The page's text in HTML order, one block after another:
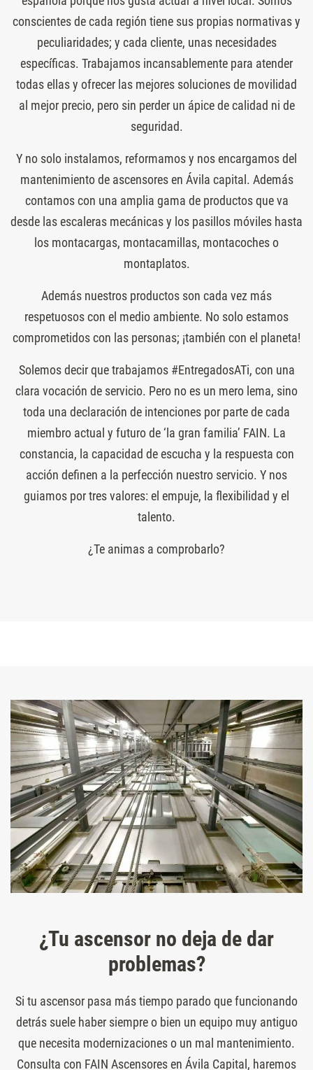
conscientes de cada región tiene sus propias normativas y
peculiaridades; y cada cliente, unas necesidades
específicas. Trabajamos incansablemente para atender
todas ellas y ofrecer las mejores soluciones de movilidad
al mejor precio, pero sin perder un ápice de calidad ni de
seguridad.
Y no solo instalamos, reformamos y nos encargamos del
mantenimiento de ascensores en Ávila capital. Además
contamos con una amplia gama de productos que va
desde las escaleras mecánicas y los pasillos móviles hasta
los montacargas, montacamillas, montacoches o
montaplatos.
Además nuestros productos son cada vez más
respetuosos con el medio ambiente. No solo estamos
comprometidos con las personas; ¡también con el planeta!
Solemos decir que trabajamos #EntregadosATi, con una
clara vocación de servicio. Pero no es un mero lema, sino
toda una declaración de intenciones por parte de cada
miembro actual y futuro de ‘la gran familia’ FAIN. La
constancia, la capacidad de escucha y la respuesta con
acción definen a la perfección nuestro servicio. Y nos
guiamos por tres valores: el empuje, la flexibilidad y el
talento.
¿Te animas a comprobarlo?
¿Tu ascensor no deja de dar
problemas?
Si tu ascensor pasa más tiempo parado que funcionando
detrás suele haber siempre o bien un equipo muy antiguo
que necesita modernizaciones o un mal mantenimiento.
Consulta con FAIN Ascensores en Ávila Capital, haremos